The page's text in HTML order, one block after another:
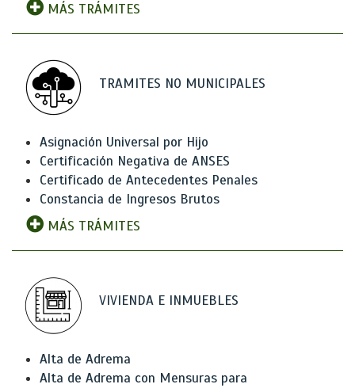
MÁS TRÁMITES
TRAMITES NO MUNICIPALES
Asignación Universal por Hijo
Certificación Negativa de ANSES
Certificado de Antecedentes Penales
Constancia de Ingresos Brutos
MÁS TRÁMITES
VIVIENDA E INMUEBLES
Alta de Adrema
Alta de Adrema con Mensuras para